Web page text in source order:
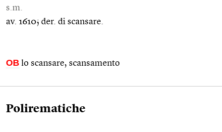
s.m.
av. 1610; der. di scansare.
OB lo scansare, scansamento
Polirematiche